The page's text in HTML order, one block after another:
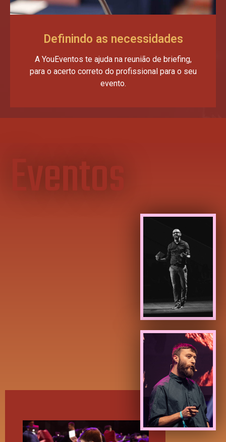
Definindo as necessidades
A YouEventos te ajuda na reunião de briefing,
para o acerto correto do profissional para o seu
evento.
Eventos